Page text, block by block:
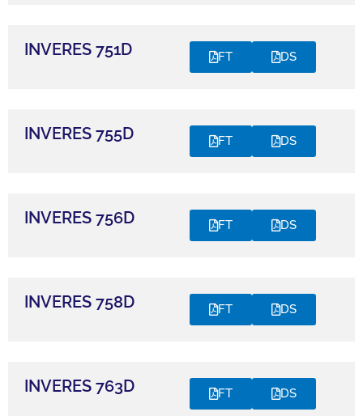
INVERES 751D FT DS
INVERES 755D FT DS
INVERES 756D FT DS
INVERES 758D FT DS
INVERES 763D FT DS